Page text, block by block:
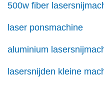
500w fiber
laser ponsmachine
aluminium
lasersnijden kleine